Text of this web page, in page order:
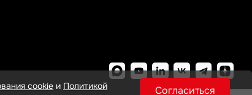
cookie и Политикой Согласиться